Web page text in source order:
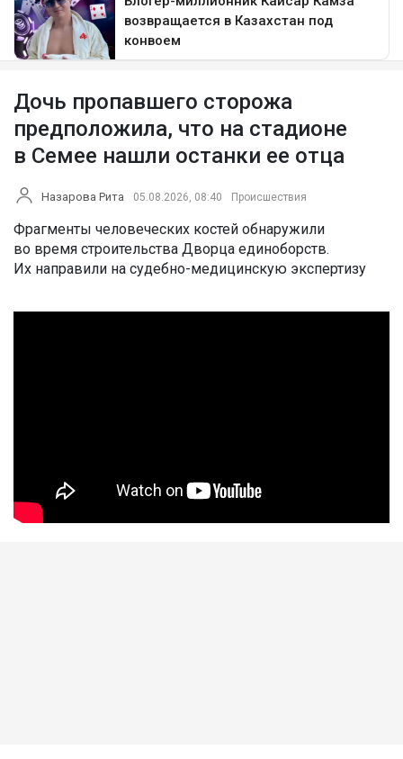
Дочь пропавшего сторожа
предположила, что на стадионе
в Семее нашли останки ее отца
Назарова Рита 05.08.2026, 08:40 Происшествия
Фрагменты человеческих костей обнаружили
во время строительства Дворца единоборств.
Их направили на судебно-медицинскую экспертизу